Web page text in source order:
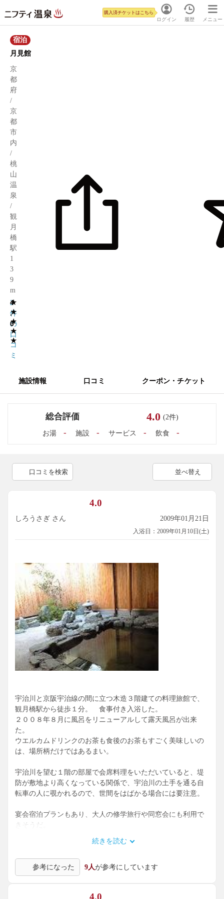
ログイン
購入済チケットはこちら
履歴 メニュー
宿泊
月見館
京
都
府
/
京
都
市
内
/
桃
山
温
泉
/
観
月
橋
駅
1
3
9
m
★
★
★
★
★
4
.
0
2
件
の
口
コ
ミ
施設情報 口コミ クーポン・チケット
総合評価 4.0 (2件)
お湯 - 施設 - サービス - 飲食 -
口コミを検索 並べ替え
4.0
しろうさぎ さん 2009年01月21日
入浴日：2009年01月10日(土)
宇治川と京阪宇治線の間に立つ木造３階建ての料理旅館で、
観月橋駅から徒歩１分。 食事付き入浴した。
２００８年８月に風呂をリニューアルして露天風呂が出来
た。
ウエルカムドリンクのお茶も食後のお茶もすごく美味しいの
は、場所柄だけではあるまい。
宇治川を望む１階の部屋で会席料理をいただいていると、堤
防が敷地より高くなっている関係で、宇治川の土手を通る自
転車の人に覗かれるので、世間をはばかる場合には要注意。
宴会宿泊プランもあり、大人の修学旅行や同窓会にも利用で
きそうだ。
桃山温泉 低張性弱アルカリ性冷鉱泉
１９．８度 ｐH７．８８ ２８．１リットル/分 溶存物
質 ２９０ 鉄（Ⅱ） ０．１ 炭酸水素イオン １２６．
３ メタケイ酸 ５３．８ 酸化還元電位 （ORP) ２６
続きを読む
参考になった 9人が参考にしています
4.0